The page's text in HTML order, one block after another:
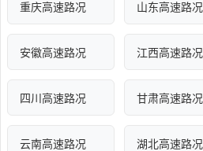
重庆高速路况 山东高速路况
安徽高速路况 江西高速路况
四川高速路况 甘肃高速路况
云南高速路况 湖北高速路况